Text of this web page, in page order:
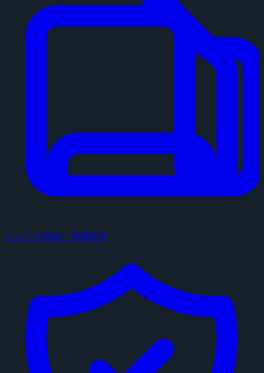
ニュース投稿・情報提供